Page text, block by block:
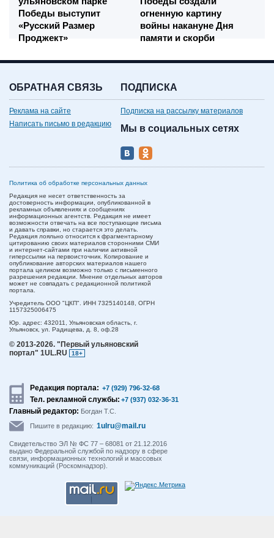
Победы выступит
«Русский Размер
Проджект»
огненную картину
войны накануне Дня
памяти и скорби
ОБРАТНАЯ СВЯЗЬ
Реклама на сайте
Написать письмо в редакцию
ПОДПИСКА
Подписка на рассылку материалов
Мы в социальных сетях
Политика об обработке персональных данных
Редакция не несет ответственность за
достоверность информации, опубликованной в
рекламных объявлениях и сообщениях
информационных агентств. Редакция не имеет
возможности отвечать на все поступающие письма
и давать справки, но старается это делать.
Редакция лояльно относится к фрагментарному
цитированию своих материалов сторонними СМИ
и интернет-сайтами при наличии активной
гиперссылки на первоисточник. Копирование и
опубликование авторских материалов нашего
портала целиком возможно только с письменного
разрешения редакции. Мнение отдельных авторов
может не совпадать с редакционной политикой
портала.
Учредитель ООО "ЦКП". ИНН 7325140148, ОГРН
1157325006475
Юр. адрес: 432011, Ульяновская область, г.
Ульяновск, ул. Радищева, д. 8, оф.28
© 2013-2026. "Первый ульяновский
портал" 1UL.RU
18+
Редакция портала: +7 (929) 796-32-68
Тел. рекламной службы: +7 (937) 032-36-31
Главный редактор: Богдан Т.С.
Пишите в редакцию: 1ulru@mail.ru
Свидетельство ЭЛ № ФС 77 – 68081 от 21.12.2016
выдано Федеральной службой по надзору в сфере
связи, информационных технологий и массовых
коммуникаций (Роскомнадзор).